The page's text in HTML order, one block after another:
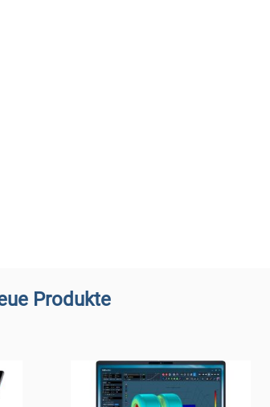
Produkte